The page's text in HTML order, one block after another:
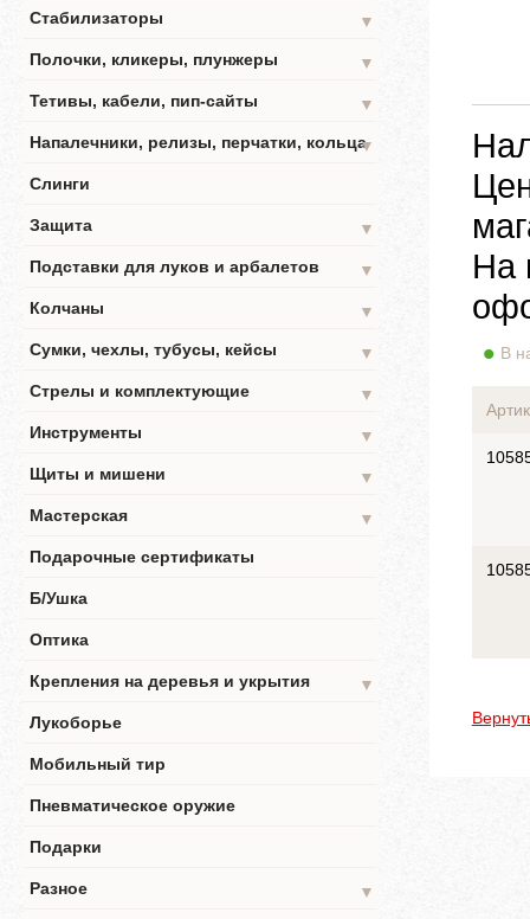
Стабилизаторы
▼
Полочки, кликеры, плунжеры
▼
Тетивы, кабели, пип-сайты
▼
Напалечники, релизы, перчатки, кольца▼
Слинги
Защита
▼
Подставки для луков и арбалетов
▼
Колчаны
▼
Сумки, чехлы, тубусы, кейсы
▼
Стрелы и комплектующие
▼
Инструменты
▼
Щиты и мишени
▼
Мастерская
▼
Подарочные сертификаты
Б/Ушка
Оптика
Крепления на деревья и укрытия
▼
Лукоборье
Мобильный тир
Пневматическое оружие
Подарки
Разное
▼
На
В